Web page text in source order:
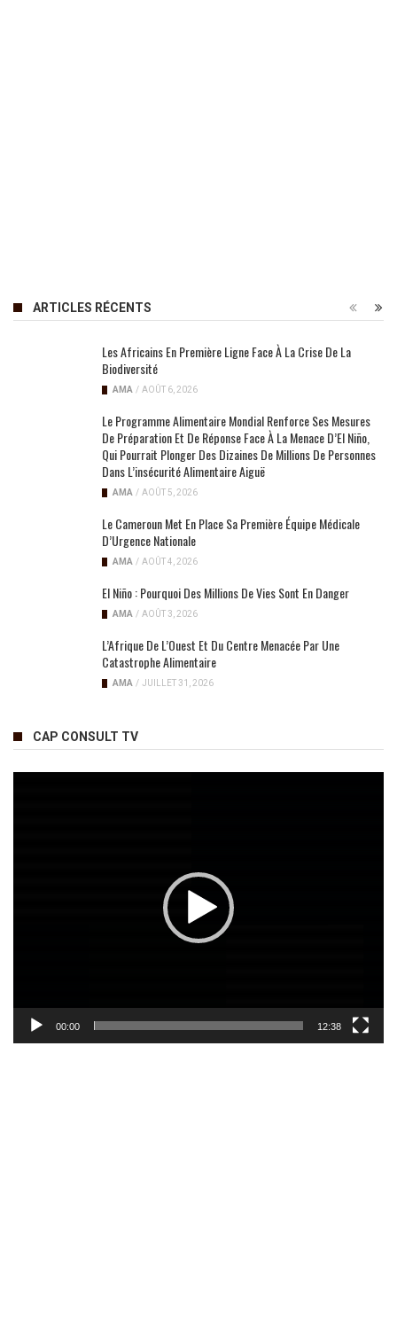
ARTICLES RÉCENTS
Les Africains En Première Ligne Face À La Crise De La
Biodiversité
AMA / AOÛT 6, 2026
Le Programme Alimentaire Mondial Renforce Ses Mesures
De Préparation Et De Réponse Face À La Menace D’El Niño,
Qui Pourrait Plonger Des Dizaines De Millions De Personnes
Dans L’insécurité Alimentaire Aiguë
AMA / AOÛT 5, 2026
Le Cameroun Met En Place Sa Première Équipe Médicale
D’Urgence Nationale
AMA / AOÛT 4, 2026
El Niño : Pourquoi Des Millions De Vies Sont En Danger
AMA / AOÛT 3, 2026
L’Afrique De L’Ouest Et Du Centre Menacée Par Une
Catastrophe Alimentaire
AMA / JUILLET 31, 2026
CAP CONSULT TV
00:00 12:38